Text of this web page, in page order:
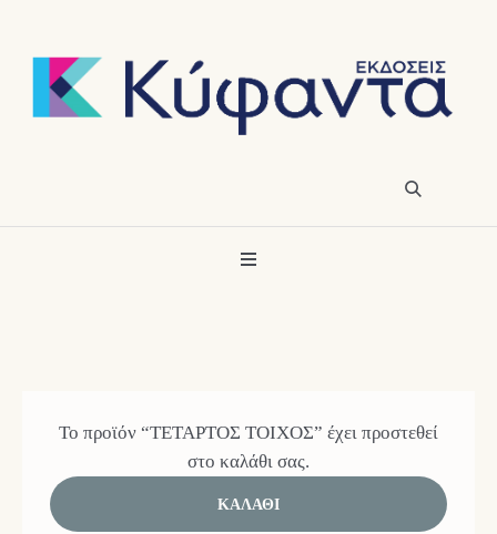
Το προϊόν “ΤΕΤΑΡΤΟΣ ΤΟΙΧΟΣ” έχει προστεθεί
στο καλάθι σας.
ΚΑΛΆΘΙ